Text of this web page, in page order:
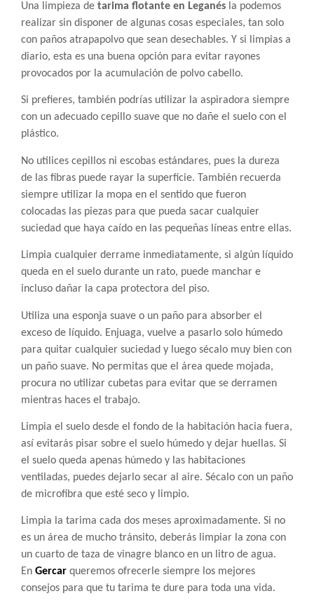
Una limpieza de tarima flotante en Leganés la podemos
realizar sin disponer de algunas cosas especiales, tan solo
con paños atrapapolvo que sean desechables. Y si limpias a
diario, esta es una buena opción para evitar rayones
provocados por la acumulación de polvo cabello.
Si prefieres, también podrías utilizar la aspiradora siempre
con un adecuado cepillo suave que no dañe el suelo con el
plástico.
No utilices cepillos ni escobas estándares, pues la dureza
de las fibras puede rayar la superficie. También recuerda
siempre utilizar la mopa en el sentido que fueron
colocadas las piezas para que pueda sacar cualquier
suciedad que haya caído en las pequeñas líneas entre ellas.
Limpia cualquier derrame inmediatamente, si algún líquido
queda en el suelo durante un rato, puede manchar e
incluso dañar la capa protectora del piso.
Utiliza una esponja suave o un paño para absorber el
exceso de líquido. Enjuaga, vuelve a pasarlo solo húmedo
para quitar cualquier suciedad y luego sécalo muy bien con
un paño suave. No permitas que el área quede mojada,
procura no utilizar cubetas para evitar que se derramen
mientras haces el trabajo.
Limpia el suelo desde el fondo de la habitación hacia fuera,
así evitarás pisar sobre el suelo húmedo y dejar huellas. Si
el suelo queda apenas húmedo y las habitaciones
ventiladas, puedes dejarlo secar al aire. Sécalo con un paño
de microfibra que esté seco y limpio.
Limpia la tarima cada dos meses aproximadamente. Si no
es un área de mucho tránsito, deberás limpiar la zona con
un cuarto de taza de vinagre blanco en un litro de agua.
En Gercar queremos ofrecerle siempre los mejores
consejos para que tu tarima te dure para toda una vida.